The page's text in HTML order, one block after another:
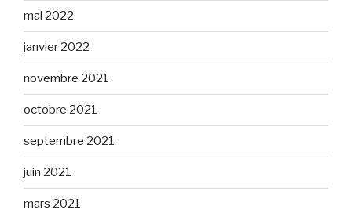
mai 2022
janvier 2022
novembre 2021
octobre 2021
septembre 2021
juin 2021
mars 2021